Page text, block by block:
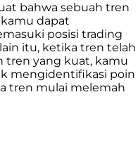
bahwa sebuah tren
dapat
posisi trading
itu, ketika tren telah
tren yang kuat, kamu
mengidentifikasi poin
tren mulai melemah